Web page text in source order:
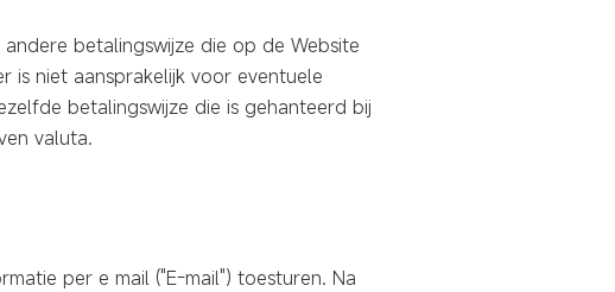
betalingswijze die op de Website
niet aansprakelijk voor eventuele
betalingswijze die is gehanteerd bij
valuta.
per e mail ("E-mail") toesturen. Na